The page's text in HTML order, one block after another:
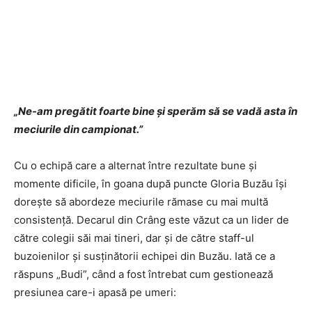
„Ne-am pregătit foarte bine și sperăm să se vadă asta în
meciurile din campionat.”
Cu o echipă care a alternat între rezultate bune și
momente dificile, în goana după puncte Gloria Buzău își
dorește să abordeze meciurile rămase cu mai multă
consistență. Decarul din Crâng este văzut ca un lider de
către colegii săi mai tineri, dar și de către staff-ul
buzoienilor și susținătorii echipei din Buzău. Iată ce a
răspuns „Budi”, când a fost întrebat cum gestionează
presiunea care-i apasă pe umeri: